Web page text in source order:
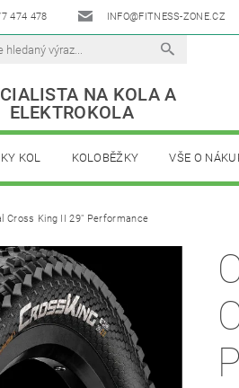
474 478 INFO@FITNESS-ZONE.CZ
NA KOLA A
ELEKTROKOLA
KOL KOLOBĚŽKY VŠE O
Cross King II 29" Performance